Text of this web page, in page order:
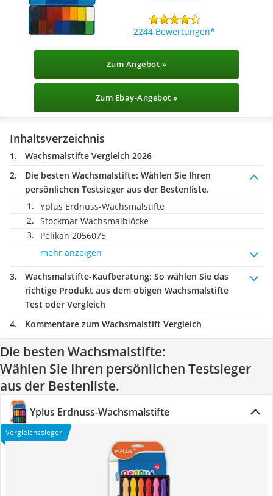
2244 Bewertungen
Zum Angebot »
Zum Ebay-Angebot »
Inhaltsverzeichnis
Wachsmalstifte Vergleich 2026
Die besten Wachsmalstifte: Wählen Sie Ihren
persönlichen Testsieger aus der Bestenliste.
Yplus Erdnuss-Wachsmalstifte
Stockmar Wachsmalblöcke
Pelikan 2056075
mehr anzeigen
Wachsmalstifte-Kaufberatung: So wählen Sie das
richtige Produkt aus dem obigen Wachsmalstifte
Test oder Vergleich
Kommentare zum Wachsmalstift Vergleich
Die besten Wachsmalstifte:
Wählen Sie Ihren persönlichen Testsieger
aus der Bestenliste.
Yplus Erdnuss-Wachsmalstifte
Vergleichssieger